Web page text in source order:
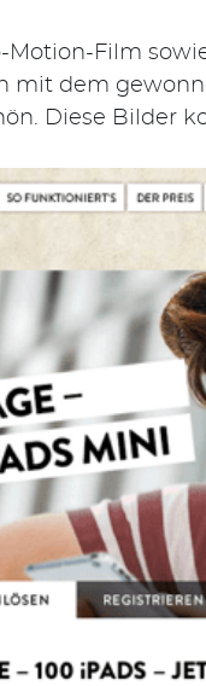
Motion-Film
mit dem
Diese Bilder